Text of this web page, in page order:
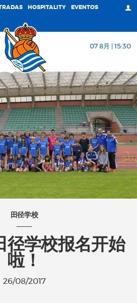
HOSPITALITY EVENTOS
07 8月 | 15:30
田径学校
径学校报名开始
啦！
26/08/2017